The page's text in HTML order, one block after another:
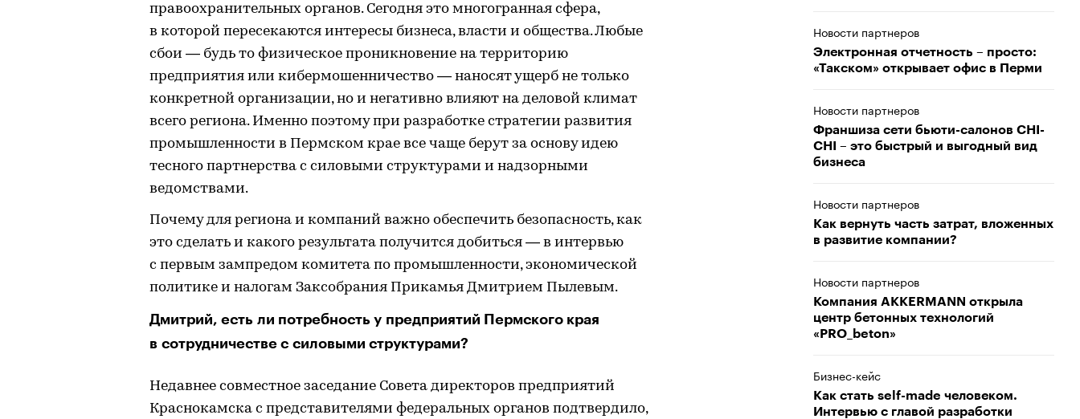
правоохранительных органов. Сегодня это многогранная сфера,
в которой пересекаются интересы бизнеса, власти и общества. Любые
сбои — будь то физическое проникновение на территорию
предприятия или кибермошенничество — наносят ущерб не только
конкретной организации, но и негативно влияют на деловой климат
всего региона. Именно поэтому при разработке стратегии развития
промышленности в Пермском крае все чаще берут за основу идею
тесного партнерства с силовыми структурами и надзорными
ведомствами.
Почему для региона и компаний важно обеспечить безопасность, как
это сделать и какого результата получится добиться — в интервью
с первым зампредом комитета по промышленности, экономической
политике и налогам Заксобрания Прикамья Дмитрием Пылевым.
Дмитрий, есть ли потребность у предприятий Пермского края
в сотрудничестве с силовыми структурами?
Недавнее совместное заседание Совета директоров предприятий
Краснокамска с представителями федеральных органов подтвердило,
Новости партнеров
Электронная отчетность – просто:
«Такском» открывает офис в Перми
Новости партнеров
Франшиза сети бьюти-салонов CHI-
CHI – это быстрый и выгодный вид
бизнеса
Новости партнеров
Как вернуть часть затрат, вложенных
в развитие компании?
Новости партнеров
Компания AKKERMANN открыла
центр бетонных технологий
«PRO_beton»
Бизнес-кейс
Как стать self-made человеком.
Интервью с главой разработки